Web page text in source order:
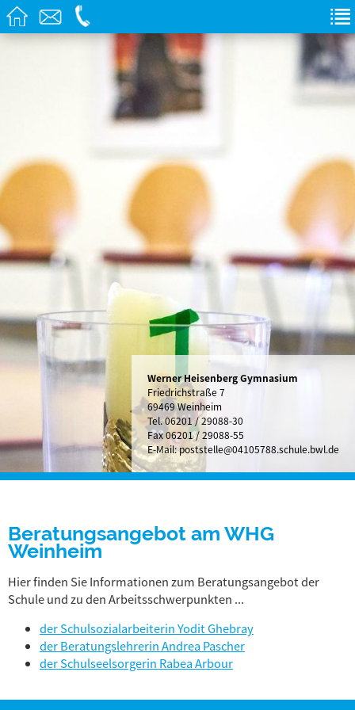
Werner Heisenberg Gymnasium
Friedrichstraße 7
69469 Weinheim
Tel.06201 / 29088-30
Fax 06201 / 29088-55
E-Mail:poststelle@04105788.schule.bwl.de
Beratungsangebot am WHG
Weinheim
Hier finden Sie Informationen zum Beratungsangebot der
Schule und zu den Arbeitsschwerpunkten ...
der Schulsozialarbeiterin Yodit Ghebray
der Beratungslehrerin Andrea Pascher
der Schulseelsorgerin Rabea Arbour